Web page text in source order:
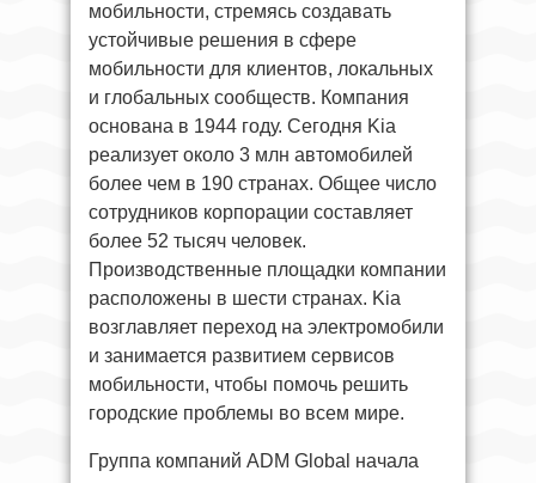
мобильности, стремясь создавать
устойчивые решения в сфере
мобильности для клиентов, локальных
и глобальных сообществ. Компания
основана в 1944 году. Сегодня Kia
реализует около 3 млн автомобилей
более чем в 190 странах. Общее число
сотрудников корпорации составляет
более 52 тысяч человек.
Производственные площадки компании
расположены в шести странах. Kia
возглавляет переход на электромобили
и занимается развитием сервисов
мобильности, чтобы помочь решить
городские проблемы во всем мире.
Группа компаний ADM Global начала